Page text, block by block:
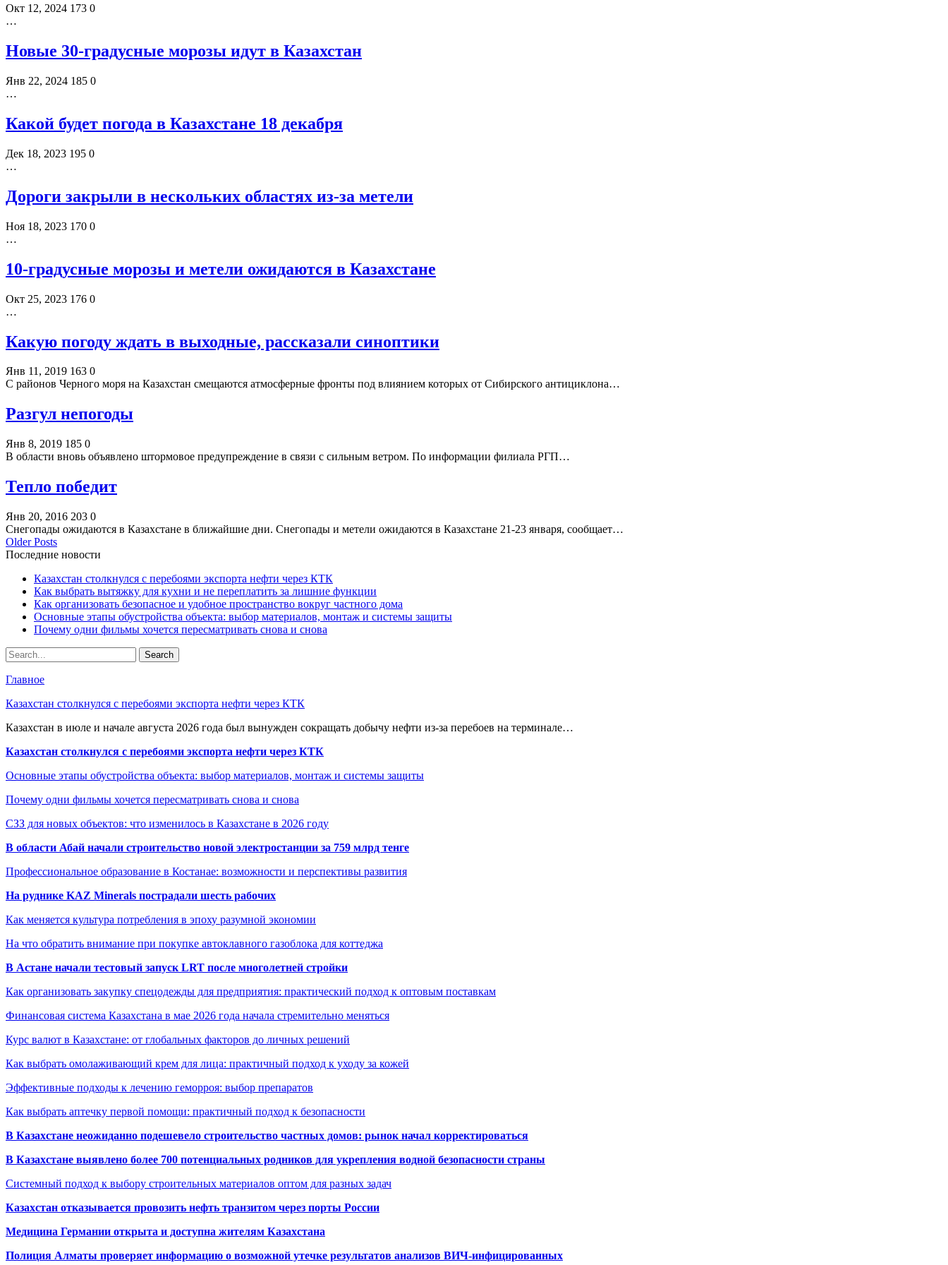
Окт 12, 2024 173 0
…
Новые 30-градусные морозы идут в Казахстан
Янв 22, 2024 185 0
…
Какой будет погода в Казахстане 18 декабря
Дек 18, 2023 195 0
…
Дороги закрыли в нескольких областях из-за метели
Ноя 18, 2023 170 0
…
10-градусные морозы и метели ожидаются в Казахстане
Окт 25, 2023 176 0
…
Какую погоду ждать в выходные, рассказали синоптики
Янв 11, 2019 163 0
С районов Черного моря на Казахстан смещаются атмосферные фронты под влиянием которых от Сибирского антициклона…
Разгул непогоды
Янв 8, 2019 185 0
В области вновь объявлено штормовое предупреждение в связи с сильным ветром. По информации филиала РГП…
Тепло победит
Янв 20, 2016 203 0
Снегопады ожидаются в Казахстане в ближайшие дни. Снегопады и метели ожидаются в Казахстане 21-23 января, сообщает…
Older Posts
Последние новости
Казахстан столкнулся с перебоями экспорта нефти через КТК
Как выбрать вытяжку для кухни и не переплатить за лишние функции
Как организовать безопасное и удобное пространство вокруг частного дома
Основные этапы обустройства объекта: выбор материалов, монтаж и системы защиты
Почему одни фильмы хочется пересматривать снова и снова
Главное
Казахстан столкнулся с перебоями экспорта нефти через КТК
Казахстан в июле и начале августа 2026 года был вынужден сокращать добычу нефти из-за перебоев на терминале…
Казахстан столкнулся с перебоями экспорта нефти через КТК
Основные этапы обустройства объекта: выбор материалов, монтаж и системы защиты
Почему одни фильмы хочется пересматривать снова и снова
СЗЗ для новых объектов: что изменилось в Казахстане в 2026 году
В области Абай начали строительство новой электростанции за 759 млрд тенге
Профессиональное образование в Костанае: возможности и перспективы развития
На руднике KAZ Minerals пострадали шесть рабочих
Как меняется культура потребления в эпоху разумной экономии
На что обратить внимание при покупке автоклавного газоблока для коттеджа
В Астане начали тестовый запуск LRT после многолетней стройки
Как организовать закупку спецодежды для предприятия: практический подход к оптовым поставкам
Финансовая система Казахстана в мае 2026 года начала стремительно меняться
Курс валют в Казахстане: от глобальных факторов до личных решений
Как выбрать омолаживающий крем для лица: практичный подход к уходу за кожей
Эффективные подходы к лечению геморроя: выбор препаратов
Как выбрать аптечку первой помощи: практичный подход к безопасности
В Казахстане неожиданно подешевело строительство частных домов: рынок начал корректироваться
В Казахстане выявлено более 700 потенциальных родников для укрепления водной безопасности страны
Системный подход к выбору строительных материалов оптом для разных задач
Казахстан отказывается провозить нефть транзитом через порты России
Медицина Германии открыта и доступна жителям Казахстана
Полиция Алматы проверяет информацию о возможной утечке результатов анализов ВИЧ-инфицированных